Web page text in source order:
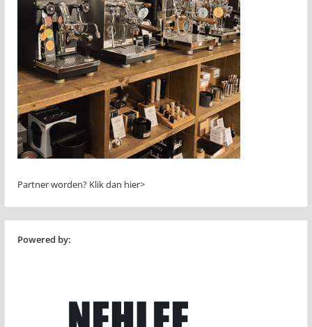
Partner worden? Klik dan hier>
Powered by: